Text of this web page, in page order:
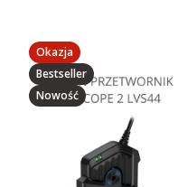
Okazja
Bestseller
Nowość